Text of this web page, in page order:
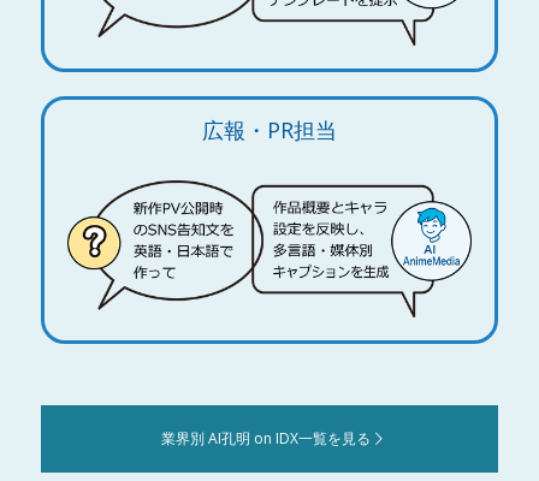
広報・PR担当
業界別 AI孔明 on IDX一覧を見る